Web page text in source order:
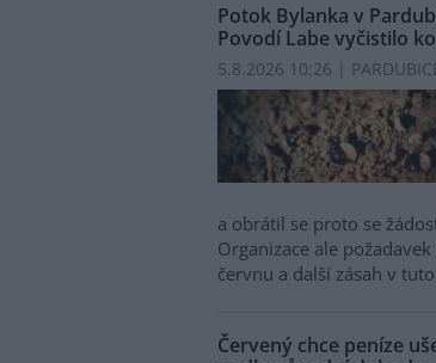
Potok Bylanka v
Povodí Labe vyčistilo
5.8.2026 10:26 |
a obrátil se proto se
Organizace ale
červnu a další zásah v
Červený chce peníze